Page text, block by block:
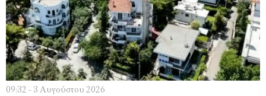
09:32 - 3 Αυγούστου 2026